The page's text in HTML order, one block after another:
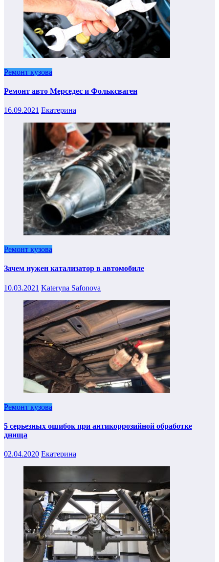
Ремонт кузова
Ремонт авто Мерседес и Фольксваген
16.09.2021 Екатерина
Ремонт кузова
Зачем нужен катализатор в автомобиле
10.03.2021 Kateryna Safonova
Ремонт кузова
5 серьезных ошибок при антикоррозийной обработке
днища
02.04.2020 Екатерина